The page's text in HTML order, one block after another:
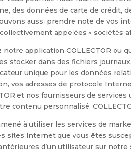
des données de carte de crédit,
aussi prendre note de vos
appelées « sociétés
notre application COLLECTOR ou
stocker dans des fichiers
unique pour les données
vos adresses de protocole
et nos fournisseurs de
contenu personnalisé.
à utiliser les services de
sites Internet que vous êtes
d’un utilisateur sur